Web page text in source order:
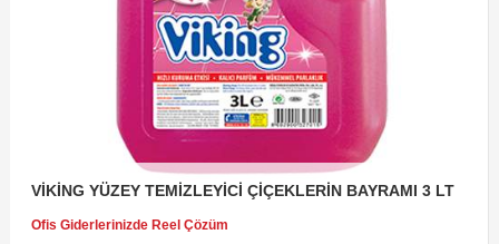
VİKİNG YÜZEY TEMİZLEYİCİ ÇİÇEKLERİN BAYRAMI 3 LT
Ofis Giderlerinizde Reel Çözüm